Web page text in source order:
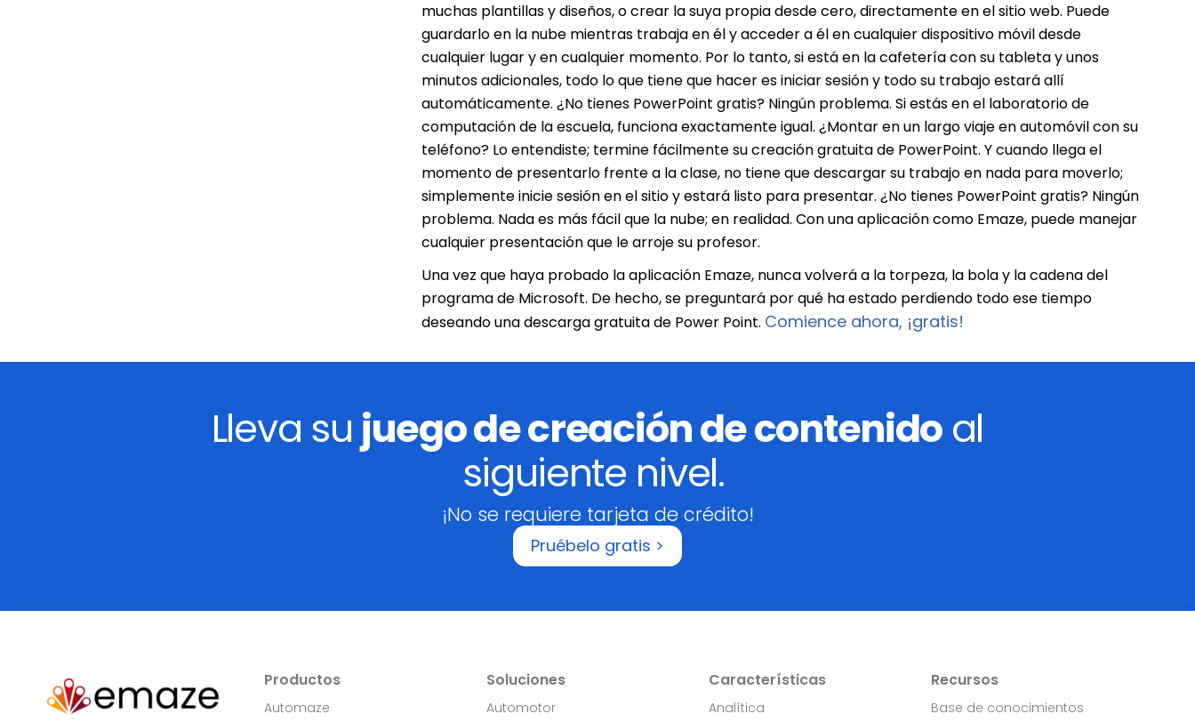
muchas plantillas y diseños, o crear la suya propia desde cero, directamente en el sitio web. Puede
guardarlo en la nube mientras trabaja en él y acceder a él en cualquier dispositivo móvil desde
cualquier lugar y en cualquier momento. Por lo tanto, si está en la cafetería con su tableta y unos
minutos adicionales, todo lo que tiene que hacer es iniciar sesión y todo su trabajo estará allí
automáticamente. ¿No tienes PowerPoint gratis? Ningún problema. Si estás en el laboratorio de
computación de la escuela, funciona exactamente igual. ¿Montar en un largo viaje en automóvil con su
teléfono? Lo entendiste; termine fácilmente su creación gratuita de PowerPoint. Y cuando llega el
momento de presentarlo frente a la clase, no tiene que descargar su trabajo en nada para moverlo;
simplemente inicie sesión en el sitio y estará listo para presentar. ¿No tienes PowerPoint gratis? Ningún
problema. Nada es más fácil que la nube; en realidad. Con una aplicación como Emaze, puede manejar
cualquier presentación que le arroje su profesor.
Una vez que haya probado la aplicación Emaze, nunca volverá a la torpeza, la bola y la cadena del
programa de Microsoft. De hecho, se preguntará por qué ha estado perdiendo todo ese tiempo
deseando una descarga gratuita de Power Point. Comience ahora, ¡gratis!
Lleva su juego de creación de contenido al
siguiente nivel.
¡No se requiere tarjeta de crédito!
Pruébelo gratis >
Productos
Automaze
Soluciones
Automotor
Características
Analítica
Recursos
Base de conocimientos